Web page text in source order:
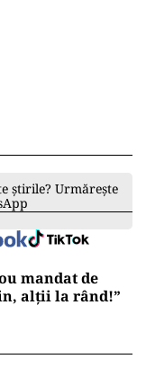
știrile? Urmărește
mandat de
alții la rând!”